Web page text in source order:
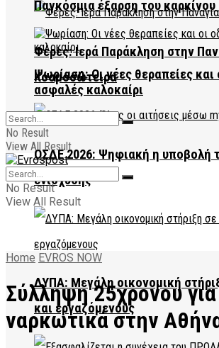
Φέρες: Ιερά Παράκληση στην
Κοσμοσώτειρα
ΟΣΔΕ 2026: Ψηφιακή η υποβολή
ενίσχυσης
ΔΥΠΑ: Μεγάλη οικονομική
και εργαζόμενους
Παγκόσμια έξαρση του
Ψωρίαση: Οι νέες θεραπείες και
ασφαλές καλοκαίρι
No Result
View All Result
No Result
View All Result
Home EVROS NOW
Σύλληψη 25χρονου για
ναρκωτικά στην